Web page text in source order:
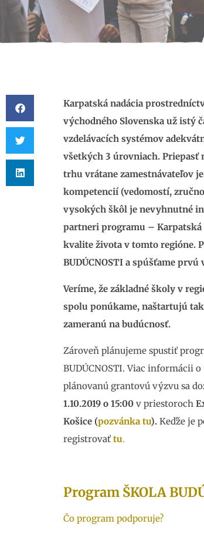
Karpatská nadácia
východného Slovenska už istý
vzdelávacích systémov
všetkých 3 úrovniach. Priepasť
trhu vrátane zamestnávateľov
kompetencií (vedomostí,
vysokých škôl je nevyhnutné
partneri programu – Karpatská
kvalite života v tomto regióne.
BUDÚCNOSTI a spúšťame prvú
Veríme, že základné školy v
spolu ponúkame, naštartujú
zameranú na budúcnosť.
Zároveň plánujeme spustiť
BUDÚCNOSTI. Viac informácii
plánovanú grantovú výzvu sa
1.10.2019 o 15:00 v priestoroch
Košice (pozvánka tu). Keďže je
registrovať tu.
Program ŠKOLA
Čo program podporuje?